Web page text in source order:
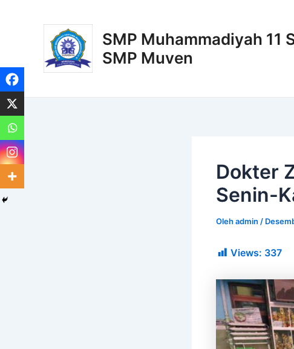
SMP Muhammadiyah 11
SMP Muven
Dokter
Senin-
Olehadmin /
Views: 337